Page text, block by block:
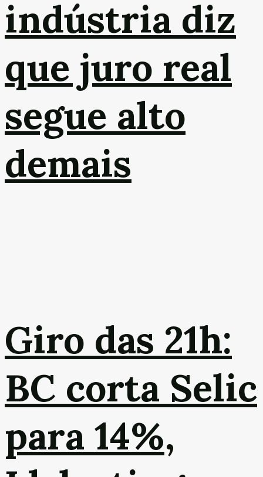
indústria diz
que juro real
segue alto
demais
Giro das 21h:
BC corta Selic
para 14%,